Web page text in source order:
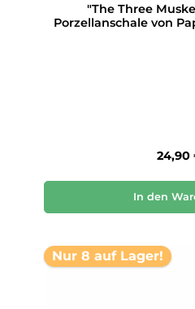
"The Three
Porzellanschale von
24,90
In den
Nur 8 auf Lager!